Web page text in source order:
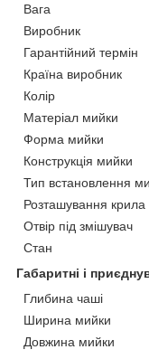
Вага
Виробник
Гарантійний термін
Країна виробник
Колір
Матеріал мийки
Форма мийки
Конструкція мийки
Тип встановлення
Розташування крила
Отвір під змішувач
Стан
Габаритні і
Глибина чаші
Ширина мийки
Довжина мийки